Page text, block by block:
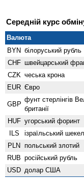
Середній курс
Валюта
BYN білоруський рубль
CHF швейцарський
CZK чеська крона
EUR Євро
GBP
фунт стерлінгів
британії
HUF угорський форинт
ILS ізраїльський
PLN польський злотий
RUB російський рубль
USD долар США